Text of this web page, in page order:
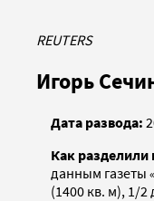
REUTERS
Игорь
Дата развода:
Как
данным газеты «
(1400 кв. м), 1/